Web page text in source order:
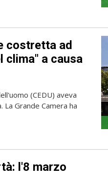
costretta ad
clima" a causa
(CEDU) aveva
La Grande Camera ha
l'8 marzo